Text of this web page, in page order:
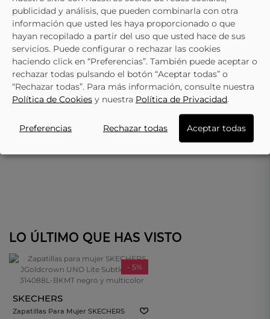
LO ÚLTIMO QUE HAS VISTO
- 5%
SKECHERS
Zapatillas Para Mujer SKECHERS
publicidad y análisis, que pueden combinarla con otra
información que usted les haya proporcionado o que
hayan recopilado a partir del uso que usted hace de sus
servicios. Puede configurar o rechazar las cookies
haciendo click en “Preferencias”. También puede aceptar o
rechazar todas pulsando el botón “Aceptar todas” o
“Rechazar todas”. Para más información, consulte nuestra
Política de Cookies y nuestra Política de Privacidad.
Preferencias Rechazar todas Aceptar todas